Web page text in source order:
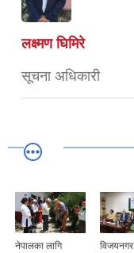
लक्ष्मण घिमिरे
सूचना अधिकारी
नेपालका लागि
विजयनगर